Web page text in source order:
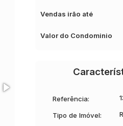
Vendas irão até
Valor do Condominio
Referência:
Tipo de Imóvel: